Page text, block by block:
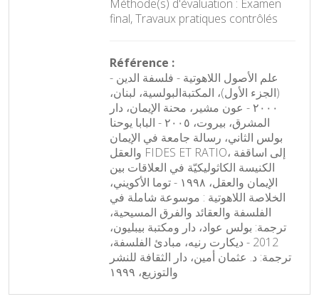
Méthode(s) d'évaluation : Examen
final, Travaux pratiques contrôlés
Référence :
- علم الأصول اللاهوتية - فلسفة الدين
(الجزء الأول)، المكتبةالبولسية، لبنان،
٢٠٠٠ - عون مشير، محنة الإيمان، دار
المشرق، بيروت، ٢٠٠٥ - البابا يوحنا
بولس الثاني، رسالة جامعة في الإيمان
والعقل FIDES ET RATIO، إلى اساقفة
الكنيسة الكاثوليكيّة في العلاقات بين
الإيمان والعقل، ١٩٩٨ - توما الأكويني،
الخلاصة اللاهوتية : موسوعة شاملة في
الفلسفة والعقائد والفرق المسيحية،
ترجمة: بولس عواد، دار ومكتبة بيبليون،
2012 - ديكارت رنيه، مبادئ الفلسفة،
ترجمة: د. عثمان أمين، دار الثقافة للنشر
والتوزيع، ١٩٩٩